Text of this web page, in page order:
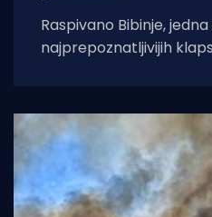
Raspivano Bibinje,
najprepoznatljivijih